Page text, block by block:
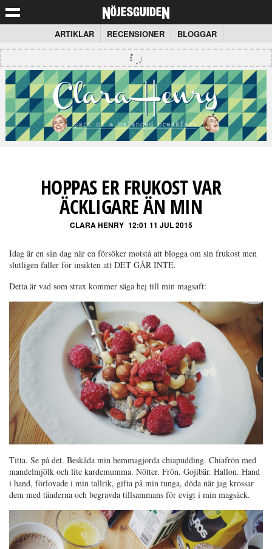
ARTIKLAR RECENSIONER BLOGGAR
HOPPAS ER FRUKOST VAR
ÄCKLIGARE ÄN MIN
CLARA HENRY 12:01 11 JUL 2015
Idag är en sån dag när en försöker motstå att blogga om sin frukost men
slutligen faller för insikten att DET GÅR INTE.
Detta är vad som strax kommer säga hej till min magsaft:
Titta. Se på det. Beskåda min hemmagjorda chiapudding. Chiafrön med
mandelmjölk och lite kardemumma. Nötter. Frön. Gojibär. Hallon. Hand
i hand, förlovade i min tallrik, gifta på min tunga, döda när jag krossar
dem med tänderna och begravda tillsammans för evigt i min magsäck.